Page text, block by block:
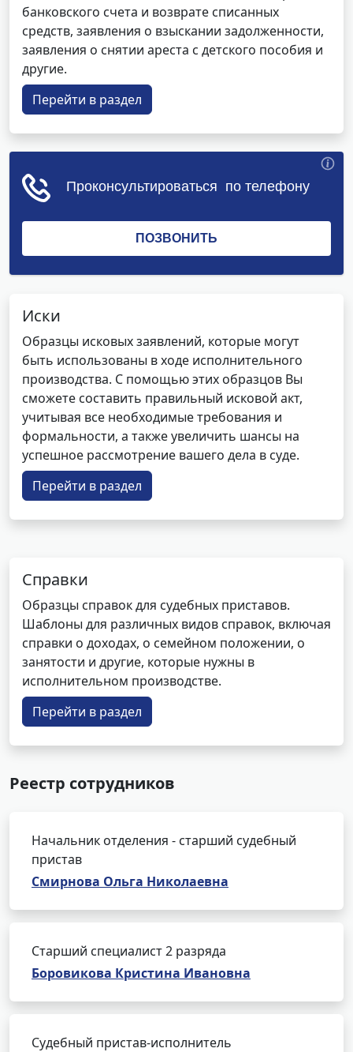
банковского счета и возврате списанных
средств, заявления о взыскании задолженности,
заявления о снятии ареста с детского пособия и
другие.
Перейти в раздел
Иски
Образцы исковых заявлений, которые могут
быть использованы в ходе исполнительного
производства. С помощью этих образцов Вы
сможете составить правильный исковой акт,
учитывая все необходимые требования и
формальности, а также увеличить шансы на
успешное рассмотрение вашего дела в суде.
Перейти в раздел
Справки
Образцы справок для судебных приставов.
Шаблоны для различных видов справок, включая
справки о доходах, о семейном положении, о
занятости и другие, которые нужны в
исполнительном производстве.
Перейти в раздел
Реестр сотрудников
Начальник отделения - старший судебный
пристав
Смирнова Ольга Николаевна
Старший специалист 2 разряда
Боровикова Кристина Ивановна
Судебный пристав-исполнитель